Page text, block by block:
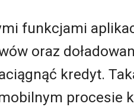
funkcjami
oraz
kredyt.
procesie